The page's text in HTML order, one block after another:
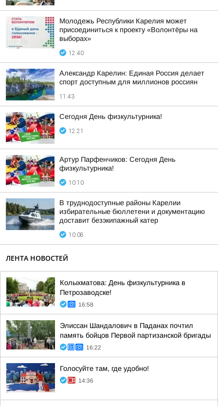
Молодежь Республики Карелия может
присоединиться к проекту «Волонтёры на
выборах»
12:40
Александр Карелин: Единая Россия делает
спорт доступным для миллионов россиян
11:43
Сегодня День физкультурника!
12:21
Артур Парфенчиков: Сегодня День
физкультурника!
10:10
В труднодоступные районы Карелии
избирательные бюллетени и документацию
доставит безэкипажный катер
10:08
ЛЕНТА НОВОСТЕЙ
Колыхматова: День физкультурника в
Петрозаводске!
16:58
Элиссан Шандалович в Паданах почтил
память бойцов Первой партизанской бригады
16:22
Голосуйте там, где удобно!
14:36